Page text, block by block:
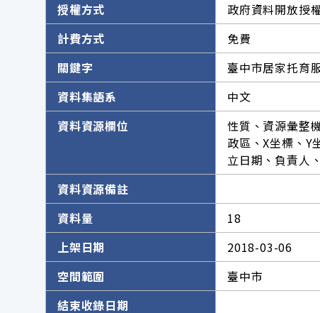
授權方式
政府資料開放授
計費方式
免費
關鍵字
臺中市居家托育
資料集語系
中文
資料資源欄位
性質、資源彙整
政區、X坐標、Y
立日期、負責人
資料資源備註
資料量
18
上架日期
2018-03-06
空間範圍
臺中市
結束收錄日期